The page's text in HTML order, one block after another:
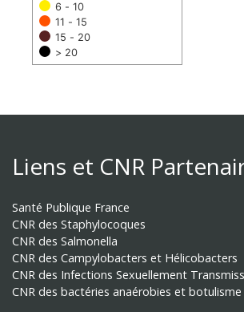
6 - 10
11 - 15
15 - 20
> 20
Liens et CNR
Santé Publique France
CNR des Staphylocoques
CNR des Salmonella
CNR des Campylobacters et Hélicobacters
CNR des Infections Sexuellement
CNR des bactéries anaérobies et botulisme